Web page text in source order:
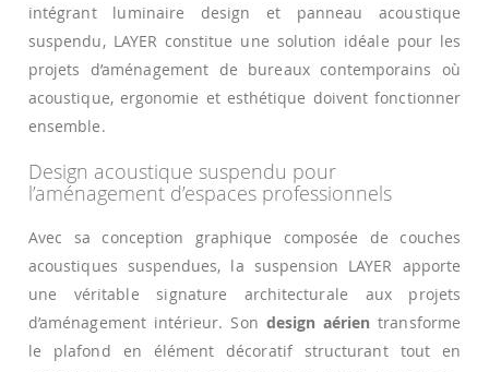
intégrant luminaire design et panneau acoustique
suspendu, LAYER constitue une solution idéale pour les
projets d’aménagement de bureaux contemporains où
acoustique, ergonomie et esthétique doivent fonctionner
ensemble.
Design acoustique suspendu pour
l’aménagement d’espaces professionnels
Avec sa conception graphique composée de couches
acoustiques suspendues, la suspension LAYER apporte
une véritable signature architecturale aux projets
d’aménagement intérieur. Son design aérien transforme
le plafond en élément décoratif structurant tout en